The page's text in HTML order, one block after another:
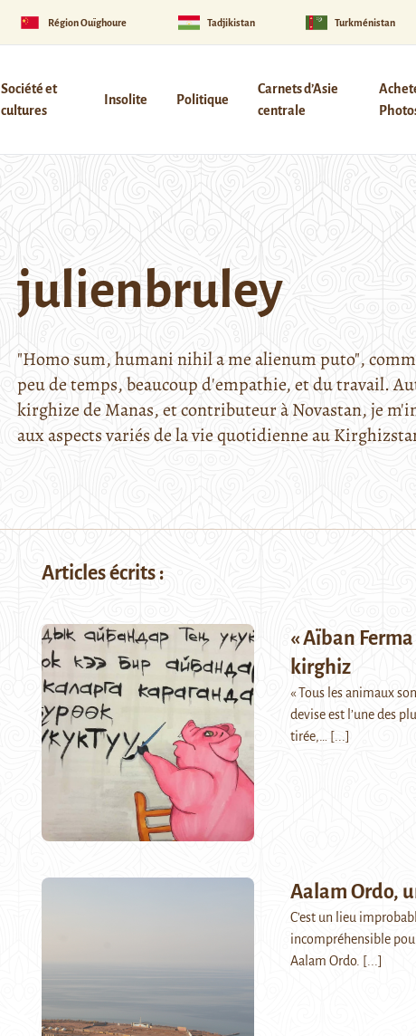
Région Ouïghoure Tadjikistan Turkménistan
Société et
cultures
Insolite Politique
Carnets d’Asie
centrale
julienbruley
"Homo sum, humani nihil a me alienum puto",
peu de temps, beaucoup d'empathie, et du travail.
kirghize de Manas, et contributeur à Novastan, je
aux aspects variés de la vie quotidienne au
Articles écrits :
« Aïban
kirghiz
« Tous les animaux
devise est l’une des
tirée,…
[...]
Aalam Ordo,
C'est un lieu
incompréhensible
Aalam Ordo. [...]